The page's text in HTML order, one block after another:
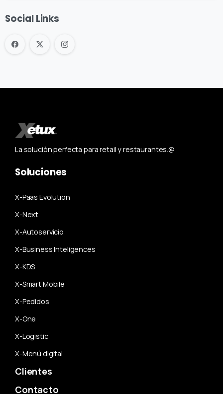
Social Links
La solución perfecta para retail y restaurantes.@
Soluciones
X-Paas Evolution
X-Next
X-Autoservicio
X-Business Inteligences
X-KDS
X-Smart Mobile
X-Pedidos
X-One
X-Logistic
X-Menú digital
Clientes
Contacto